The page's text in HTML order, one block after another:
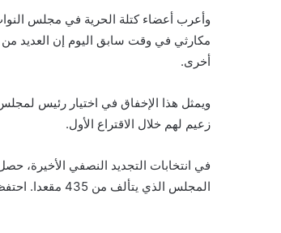
وأعرب أعضاء كتلة الحرية في مجلس
مكارثي في وقت سابق اليوم إن العديد
أخرى.
ويمثل هذا الإخفاق في اختيار رئيس
زعيم لهم خلال الاقتراع الأول.
المجلس الذي يتألف من 435 مقعدا. احتفظ الديمقراطيون بالأغلبية في مجلس الشيوخ.